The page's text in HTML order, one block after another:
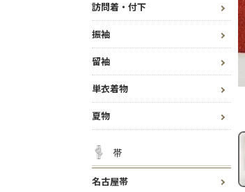
訪問着・付下
振袖
留袖
単衣着物
夏物
帯
名古屋帯